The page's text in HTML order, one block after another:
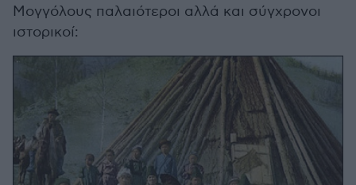
Μογγόλους παλαιότεροι αλλά και σύγχρονοι
ιστορικοί: